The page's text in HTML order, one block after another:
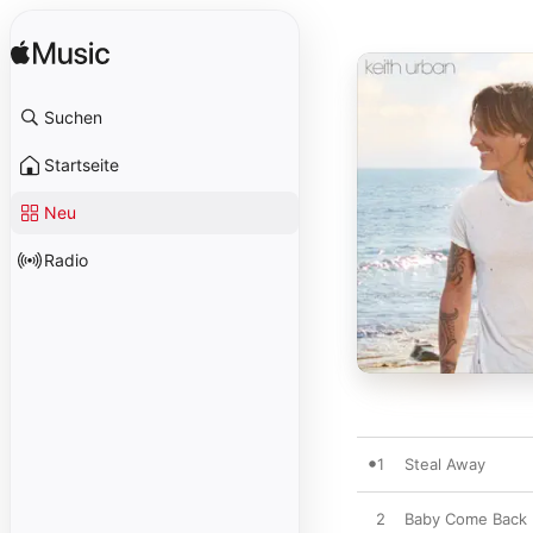
Suchen
Startseite
Neu
Radio
1 Steal Away
2 Baby Come Back